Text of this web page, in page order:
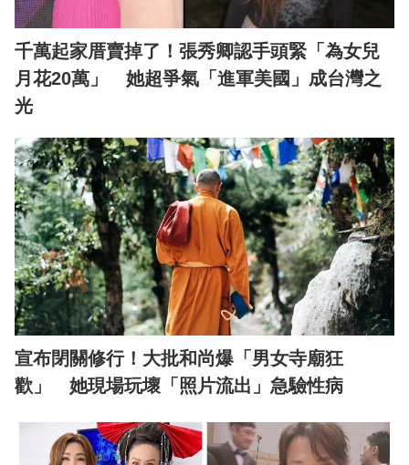
千萬起家厝賣掉了！張秀卿認手頭緊「為女兒
月花20萬」 她超爭氣「進軍美國」成台灣之
光
宣布閉關修行！大批和尚爆「男女寺廟狂
歡」 她現場玩壞「照片流出」急驗性病